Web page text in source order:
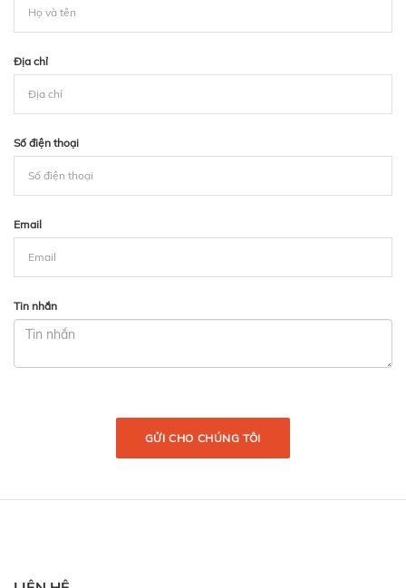
Địa chỉ
Số điện thoại
Email
Tin nhắn
GỬI CHO CHÚNG TÔI